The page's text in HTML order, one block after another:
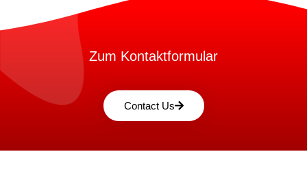
Zum Kontaktformular
Contact Us